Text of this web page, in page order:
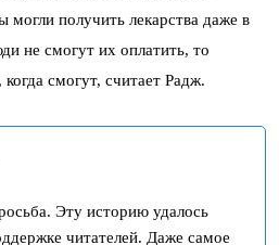
могли получить лекарства даже в
не смогут их оплатить, то
смогут, считает Радж.
Эту историю удалось
читателей. Даже самое